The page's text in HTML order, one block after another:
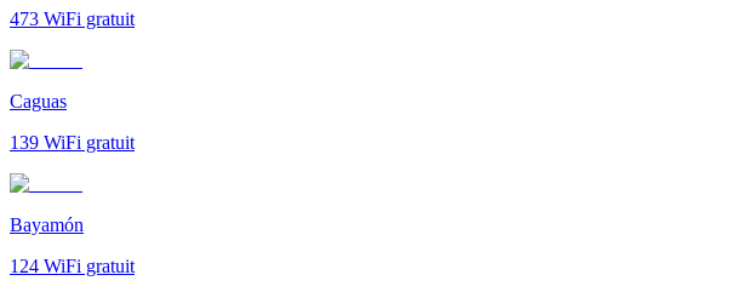
473 WiFi gratuit
Caguas
139 WiFi gratuit
Bayamón
124 WiFi gratuit